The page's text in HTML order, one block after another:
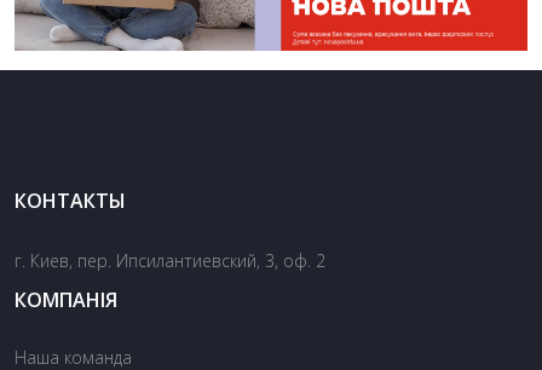
КОНТАКТЫ
г. Киев, пер. Ипсилантиевский, 3, оф. 2
КОМПАНІЯ
Наша команда